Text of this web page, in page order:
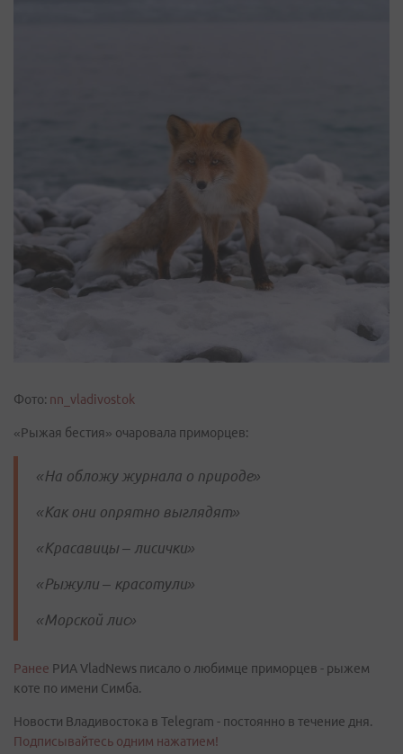
Фото: nn_vladivostok
«Рыжая бестия» очаровала приморцев:
«На обложу журнала о природе»
«Как они опрятно выглядят»
«Красавицы – лисички»
«Рыжули – красотули»
«Морской лис»
Ранее РИА VladNews писало о любимце приморцев - рыжем
коте по имени Симба.
Новости Владивостока в Telegram - постоянно в течение дня.
Подписывайтесь одним нажатием!